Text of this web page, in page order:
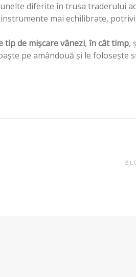
diferite în trusa traderului
mai echilibrate,
tip de mișcare vânezi, în cât timp,
pe amândouă și le folosește